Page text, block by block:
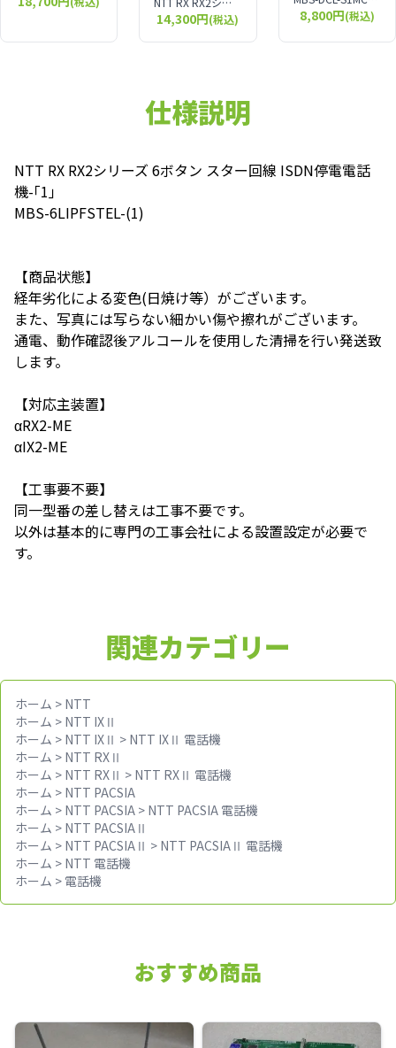
14,300円(税込) 8,800円(税込)
仕様説明
NTT RX RX2シリーズ 6ボタン スター回線 ISDN停電電話
機-｢1｣
MBS-6LIPFSTEL-(1)
【商品状態】
経年劣化による変色(日焼け等）がございます。
また、写真には写らない細かい傷や擦れがございます。
通電、動作確認後アルコールを使用した清掃を行い発送致
します。
【対応主装置】
αRX2-ME
αIX2-ME
【工事要不要】
同一型番の差し替えは工事不要です。
以外は基本的に専門の工事会社による設置設定が必要で
す。
関連カテゴリー
ホーム > NTT
ホーム > NTT IXⅡ
ホーム > NTT IXⅡ > NTT IXⅡ 電話機
ホーム > NTT RXⅡ
ホーム > NTT RXⅡ > NTT RXⅡ 電話機
ホーム > NTT PACSIA
ホーム > NTT PACSIA > NTT PACSIA 電話機
ホーム > NTT PACSIAⅡ
ホーム > NTT PACSIAⅡ > NTT PACSIAⅡ 電話機
ホーム > NTT 電話機
ホーム > 電話機
おすすめ商品